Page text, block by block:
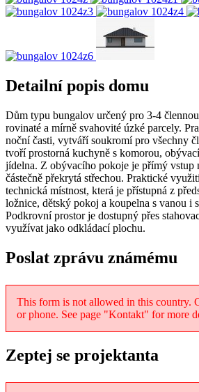
Detailní popis domu
Dům typu bungalov určený pro 3-4
rovinaté a mírně svahovité úzké parcely.
noční časti, vytváří soukromí pro všechny
tvoří prostorná kuchyně s komorou,
jídelna. Z obývacího pokoje je přímý vstup
částečně překrytá střechou. Praktické
technická místnost, která je přístupná z
ložnice, dětský pokoj a koupelna s vanou i
Podkrovní prostor je dostupný přes
využívat jako odkládací plochu.
Poslat zprávu známému
This form is not allowed in this country.
or phone. See page "Kontakt" for more
Zeptej se projektanta